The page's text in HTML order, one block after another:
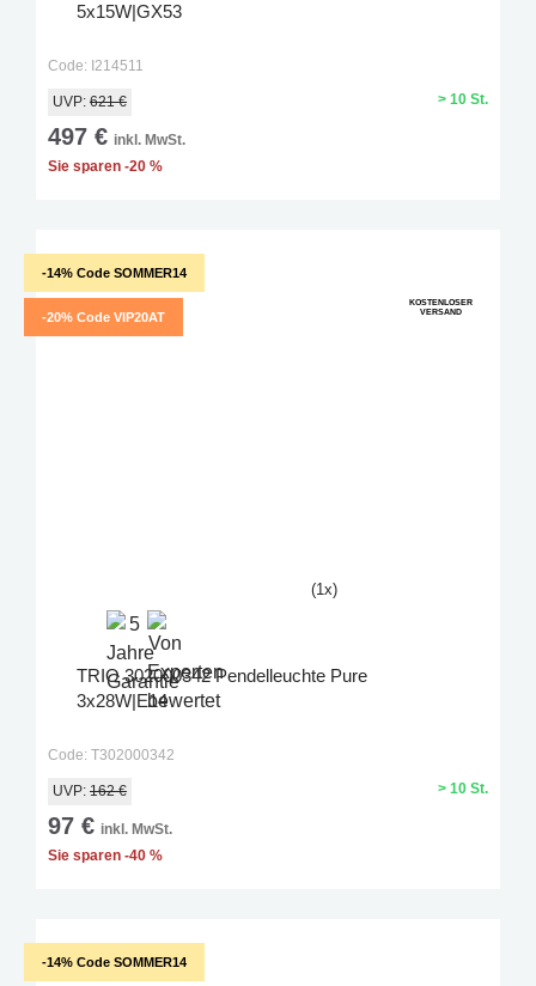
5x15W|GX53
Code: I214511
UVP: 621 €
497 € inkl. MwSt.
Sie sparen -20 %
> 10 St.
-14% Code SOMMER14
-20% Code VIP20AT
KOSTENLOSER
VERSAND
(1x)
TRIO 302000342 Pendelleuchte Pure
3x28W|E14
Code: T302000342
UVP: 162 €
97 € inkl. MwSt.
Sie sparen -40 %
> 10 St.
-14% Code SOMMER14